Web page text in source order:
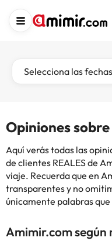
Selecciona las
Opiniones
Aquí verás todas las
de clientes REALES de
viaje. Recuerda que en
transparentes y no
únicamente palabras
Amimir.com según